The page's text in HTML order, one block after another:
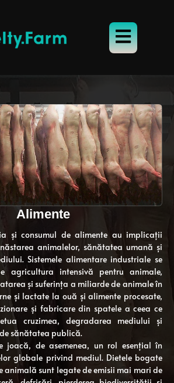
Alimente
și consumul de alimente au implicații
animalelor, sănătatea umană și
Sistemele alimentare industriale se
agricultura intensivă pentru animale,
și suferința a miliarde de animale în
și lactate la ouă și alimente procesate,
și fabricare din spatele a ceea ce
cruzimea, degradarea mediului și
sănătatea publică.
joacă, de asemenea, un rol esențial în
globale privind mediul. Dietele bogate
animală sunt legate de emisii mai mari de